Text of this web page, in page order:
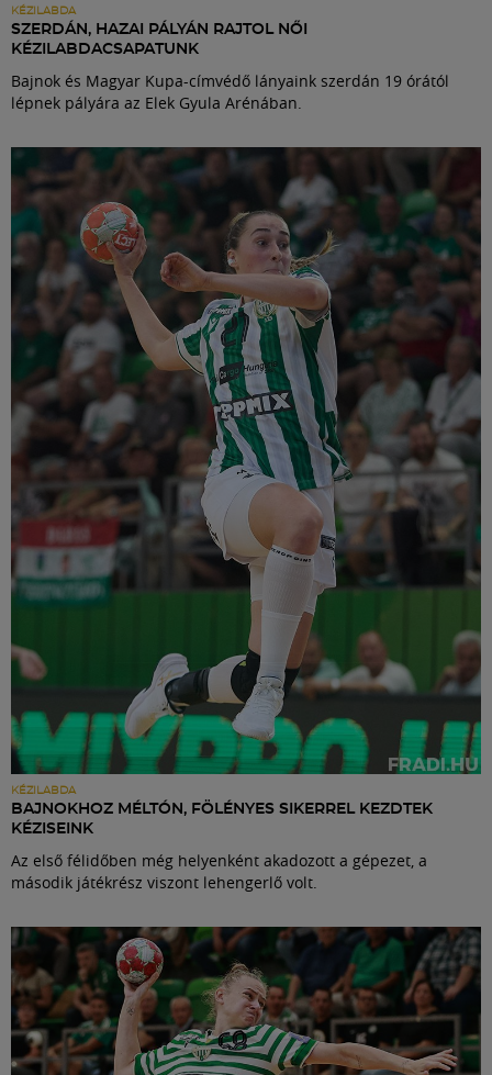
KÉZILABDA
SZERDÁN, HAZAI PÁLYÁN RAJTOL NŐI
KÉZILABDACSAPATUNK
Bajnok és Magyar Kupa-címvédő lányaink szerdán 19 órától
lépnek pályára az Elek Gyula Arénában.
KÉZILABDA
BAJNOKHOZ MÉLTÓN, FÖLÉNYES SIKERREL KEZDTEK
KÉZISEINK
Az első félidőben még helyenként akadozott a gépezet, a
második játékrész viszont lehengerlő volt.